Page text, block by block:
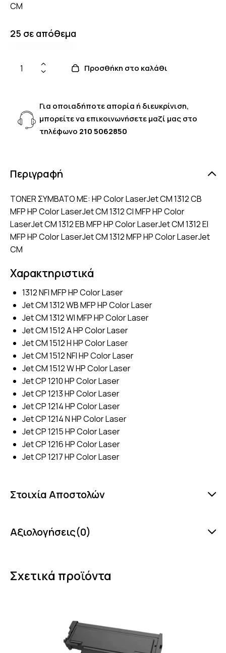
CM
25 σε απόθεμα
Προσθήκη στο καλάθι
Για οποιαδήποτε απορία ή διευκρίνιση,
μπορείτε να επικοινωνήσετε μαζί μας στο
τηλέφωνο 210 5062850
Περιγραφή
TONER ΣΥΜΒΑΤΟ ΜΕ: HP Color LaserJet CM 1312 CB
MFP HP Color LaserJet CM 1312 CI MFP HP Color
LaserJet CM 1312 EB MFP HP Color LaserJet CM 1312 EI
MFP HP Color LaserJet CM 1312 MFP HP Color LaserJet
CM
Χαρακτηριστικά
1312 NFI MFP HP Color Laser
Jet CM 1312 WB MFP HP Color Laser
Jet CM 1312 WI MFP HP Color Laser
Jet CM 1512 A HP Color Laser
Jet CM 1512 H HP Color Laser
Jet CM 1512 NFI HP Color Laser
Jet CM 1512 W HP Color Laser
Jet CP 1210 HP Color Laser
Jet CP 1213 HP Color Laser
Jet CP 1214 HP Color Laser
Jet CP 1214 N HP Color Laser
Jet CP 1215 HP Color Laser
Jet CP 1216 HP Color Laser
Jet CP 1217 HP Color Laser
Στοιχία Αποστολών
Αξιολογήσεις(0)
Σχετικά προϊόντα